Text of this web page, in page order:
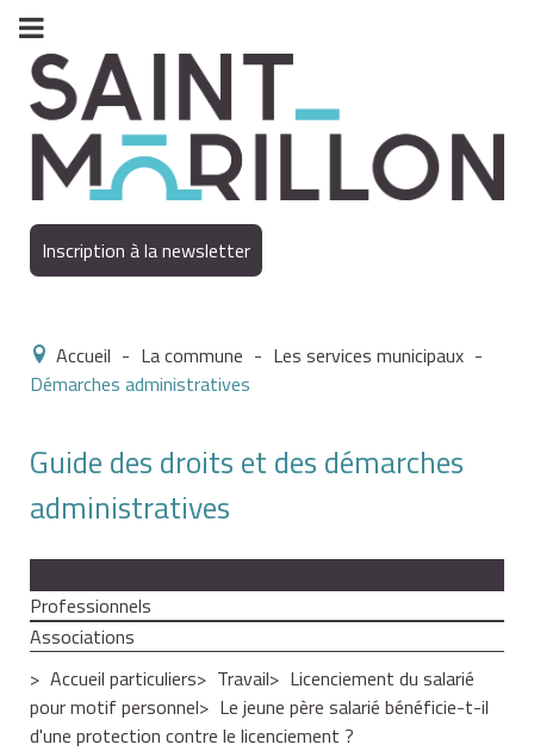
Inscription à la newsletter
Accueil - La commune - Les services municipaux -
Démarches administratives
Guide des droits et des démarches
administratives
Professionnels
Associations
Accueil particuliers
Travail
Licenciement du salarié
pour motif personnel
Le jeune père salarié bénéficie-t-il
d'une protection contre le licenciement ?